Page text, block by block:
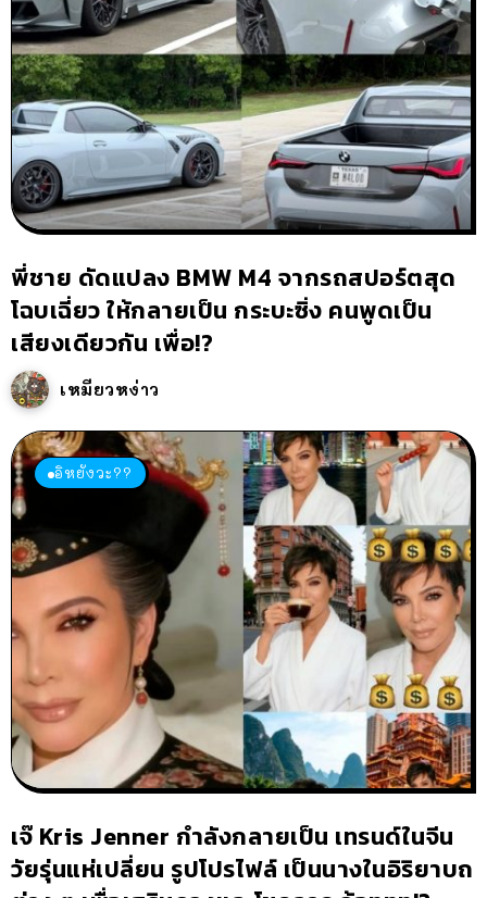
พี่ชาย ดัดแปลง BMW M4 จากรถสปอร์ตสุด
โฉบเฉี่ยว ให้กลายเป็น กระบะซิ่ง คนพูดเป็น
เสียงเดียวกัน เพื่อ!?
เหมียวหง่าว
อิหยังวะ??
เจ๊ Kris Jenner กำลังกลายเป็น เทรนด์ในจีน
วัยรุ่นแห่เปลี่ยน รูปโปรไฟล์ เป็นนางในอิริยาบถ